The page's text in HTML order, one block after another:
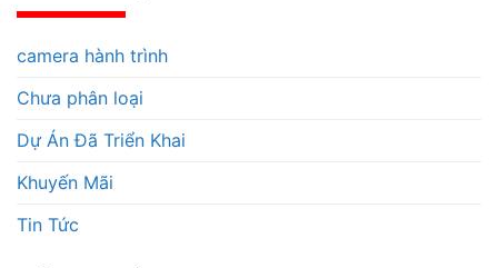
camera hành trình
Chưa phân loại
Dự Án Đã Triển Khai
Khuyến Mãi
Tin Tức